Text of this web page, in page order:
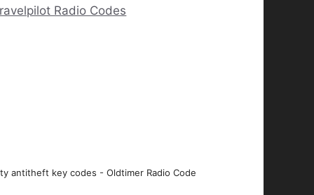
Radio Codes
antitheft key codes - Oldtimer Radio Code